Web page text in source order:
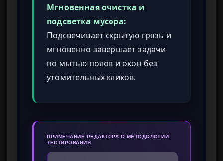
Мгновенная очистка и
подсветка мусора:
Подсвечивает скрытую грязь и
мгновенно завершает задачи
по мытью полов и окон без
утомительных кликов.
ПРИМЕЧАНИЕ РЕДАКТОРА О МЕТОДОЛОГИИ
ТЕСТИРОВАНИЯ